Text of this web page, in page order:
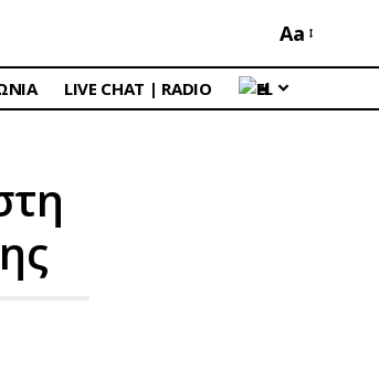
Aa
LIVE CHAT | RADIO EL